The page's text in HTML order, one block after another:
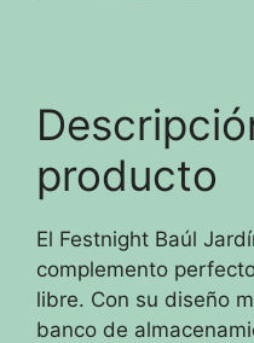
producto
El Festnight Baúl
complemento
libre. Con su diseño
banco de